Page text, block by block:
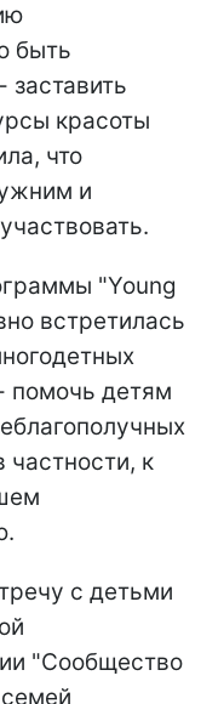
быть
заставить
красоты
что
и
"Young
встретилась
помочь детям
частности, к
с детьми
"Сообщество